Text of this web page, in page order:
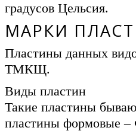
градусов Цельсия.
МАРКИ
Пластины данных
ТМКЩ.
Виды пластин
Такие пластины
пластины формовые –